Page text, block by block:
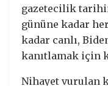
gazetecilik
gününe kadar
kadar canlı,
kanıtlamak için
Nihayet vurulan